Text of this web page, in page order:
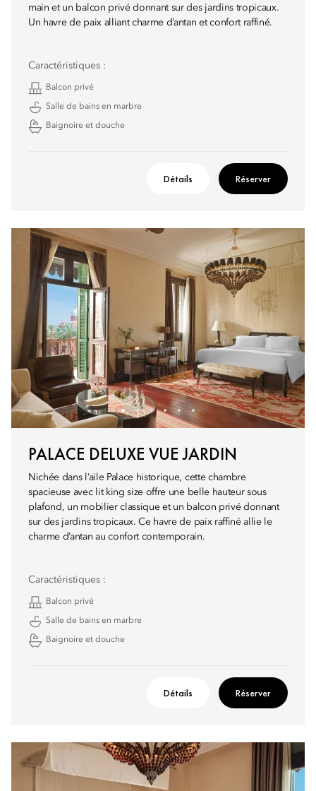
main et un balcon privé donnant sur des jardins tropicaux.
Un havre de paix alliant charme d’antan et confort raffiné.
Caractéristiques :
Balcon privé
Salle de bains en marbre
Baignoire et douche
Détails Réserver
PALACE DELUXE VUE JARDIN
Nichée dans l’aile Palace historique, cette chambre
spacieuse avec lit king size offre une belle hauteur sous
plafond, un mobilier classique et un balcon privé donnant
sur des jardins tropicaux. Ce havre de paix raffiné allie le
charme d’antan au confort contemporain.
Caractéristiques :
Balcon privé
Salle de bains en marbre
Baignoire et douche
Détails Réserver